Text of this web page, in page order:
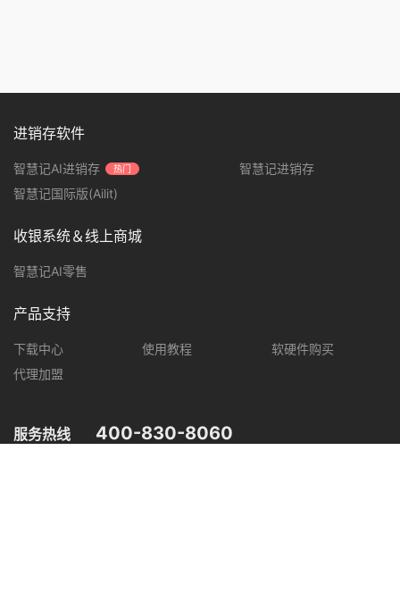
服务热线 400-830-8060
进销存软件
智慧记AI进销存 热门
智慧记进销存
智慧记国际版(Ailit)
收银系统＆线上商城
智慧记AI零售
产品支持
下载中心 使用教程
软硬件购买
代理加盟